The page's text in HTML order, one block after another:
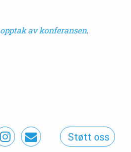
opptak av konferansen.
Støtt oss